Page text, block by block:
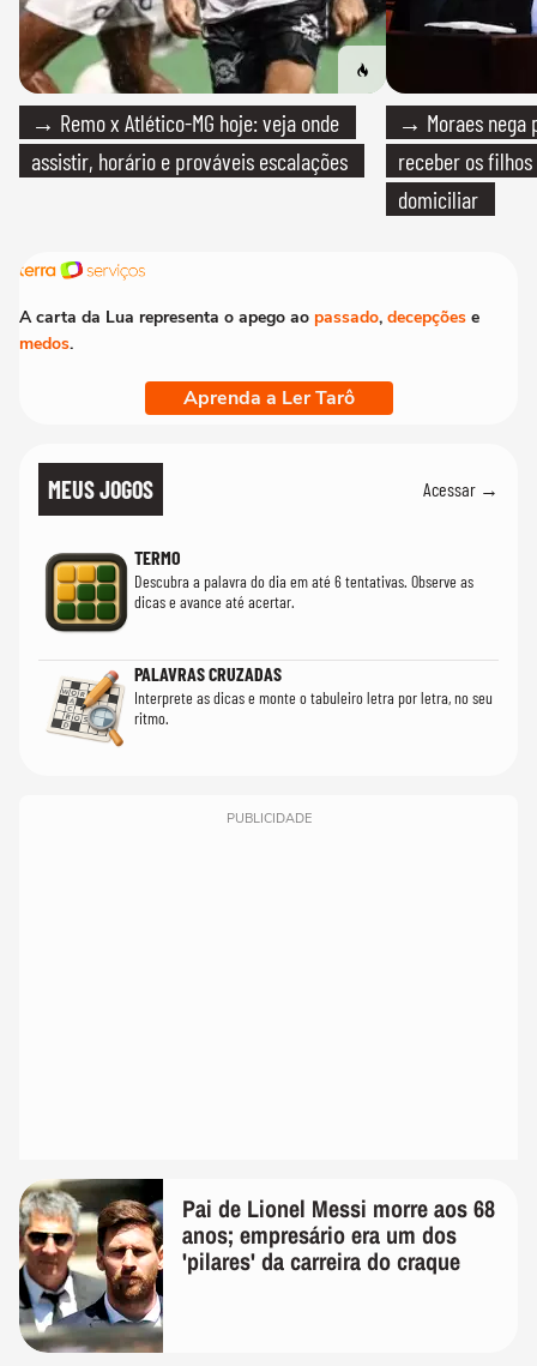
→ Remo x Atlético-MG hoje: veja onde
assistir, horário e prováveis escalações
→ Moraes nega
receber os filhos
domiciliar
A carta da Lua representa o apego ao passado, decepções e
medos.
Aprenda a Ler Tarô
MEUS JOGOS Acessar →
TERMO
Descubra a palavra do dia em até 6 tentativas. Observe as
dicas e avance até acertar.
PALAVRAS CRUZADAS
Interprete as dicas e monte o tabuleiro letra por letra, no seu
ritmo.
PUBLICIDADE
Pai de Lionel Messi morre aos 68
anos; empresário era um dos
'pilares' da carreira do craque